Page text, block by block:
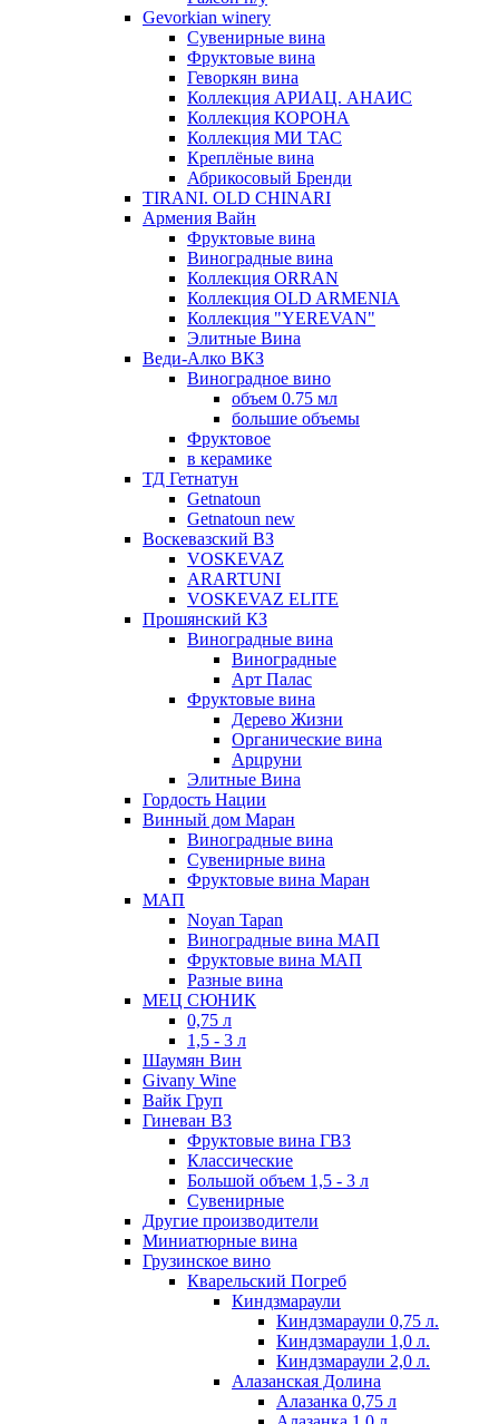
Gevorkian winery
Сувенирные вина
Фруктовые вина
Геворкян вина
Коллекция АРИАЦ. АНАИС
Коллекция КОРОНА
Коллекция МИ ТАС
Креплёные вина
Абрикосовый Бренди
TIRANI. OLD CHINARI
Армения Вайн
Фруктовые вина
Виноградные вина
Коллекция ORRAN
Коллекция OLD ARMENIA
Коллекция "YEREVAN"
Элитные Вина
Веди-Алко ВКЗ
Виноградное вино
объем 0.75 мл
большие объемы
Фруктовое
в керамике
ТД Гетнатун
Getnatoun
Getnatoun new
Воскевазский ВЗ
VOSKEVAZ
ARARTUNI
VOSKEVAZ ELITE
Прошянский КЗ
Виноградные вина
Виноградные
Арт Палас
Фруктовые вина
Дерево Жизни
Органические вина
Арцруни
Элитные Вина
Гордость Нации
Винный дом Маран
Виноградные вина
Сувенирные вина
Фруктовые вина Маран
МАП
Noyan Tapan
Виноградные вина МАП
Фруктовые вина МАП
Разные вина
МЕЦ СЮНИК
0,75 л
1,5 - 3 л
Шаумян Вин
Givany Wine
Вайк Груп
Гиневан ВЗ
Фруктовые вина ГВЗ
Классические
Большой объем 1,5 - 3 л
Сувенирные
Другие производители
Миниатюрные вина
Грузинское вино
Кварельский Погреб
Киндзмараули
Киндзмараули 0,75 л.
Киндзмараули 1,0 л.
Киндзмараули 2,0 л.
Алазанская Долина
Алазанка 0,75 л